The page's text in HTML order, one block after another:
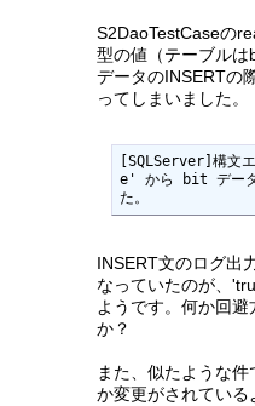
S2DaoTestCaseの
型の値（テーブルは
データのINSERTの
ってしまいました。
[SQLServer]構
e' から bit データ
た。
INSERT文のログ出
なっていたのが、
ようです。何か回
か？
また、似たような
か変更がされている